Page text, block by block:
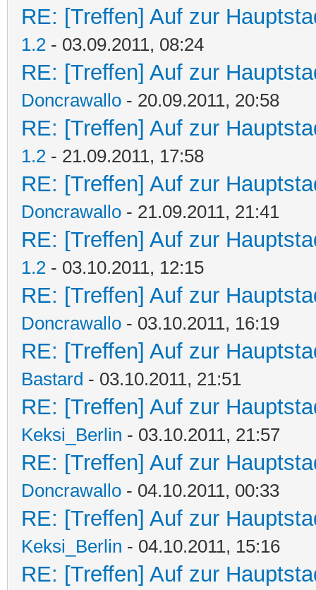
RE: [Treffen] Auf zur
1.2 - 03.09.2011, 08:24
RE: [Treffen] Auf zur
Doncrawallo - 20.09.2011, 20:58
RE: [Treffen] Auf zur
1.2 - 21.09.2011, 17:58
RE: [Treffen] Auf zur
Doncrawallo - 21.09.2011, 21:41
RE: [Treffen] Auf zur
1.2 - 03.10.2011, 12:15
RE: [Treffen] Auf zur
Doncrawallo - 03.10.2011, 16:19
RE: [Treffen] Auf zur
Bastard - 03.10.2011, 21:51
RE: [Treffen] Auf zur
Keksi_Berlin - 03.10.2011, 21:57
RE: [Treffen] Auf zur
Doncrawallo - 04.10.2011, 00:33
RE: [Treffen] Auf zur
Keksi_Berlin - 04.10.2011, 15:16
RE: [Treffen] Auf zur